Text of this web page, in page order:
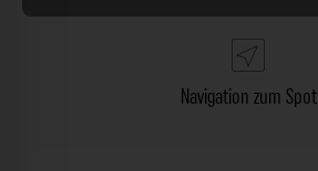
Navigation zum Spot